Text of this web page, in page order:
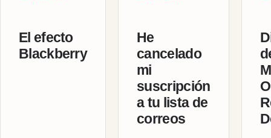
El efecto
Blackberry
He
cancelado
mi
suscripción
a tu lista de
correos